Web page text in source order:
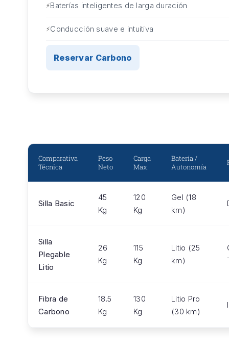
Baterías inteligentes de larga duración
Conducción suave e intuitiva
Reservar Carbono
Comparativa
Técnica
Peso
Neto
Carga
Max.
Batería /
Autonomía
Silla Basic
45
Kg
120
Kg
Gel (18
km)
Silla
Plegable
Litio
26
Kg
115
Kg
Litio (25
km)
Fibra de
Carbono
18.5
Kg
130
Kg
Litio Pro
(30 km)